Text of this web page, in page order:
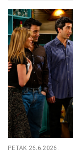
PETAK 26.6.2026.